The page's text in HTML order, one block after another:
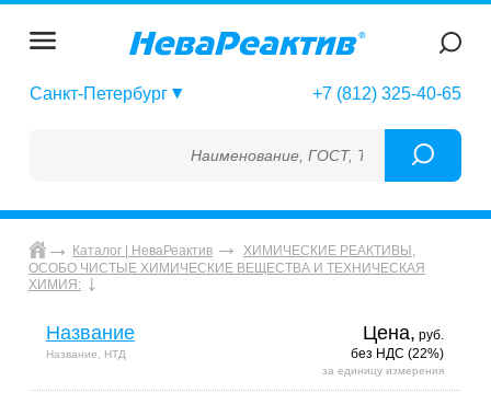
Санкт-Петербург +7 (812) 325-40-65
Наименование, ГОСТ, ТУ, ГСО, МСО, ОСО,
Каталог | НеваРеактив
ХИМИЧЕСКИЕ РЕАКТИВЫ,
ОСОБО ЧИСТЫЕ ХИМИЧЕСКИЕ ВЕЩЕСТВА И ТЕХНИЧЕСКАЯ
ХИМИЯ:
Название
Название, НТД
Цена, руб.
без НДС (22%)
за единицу измерения